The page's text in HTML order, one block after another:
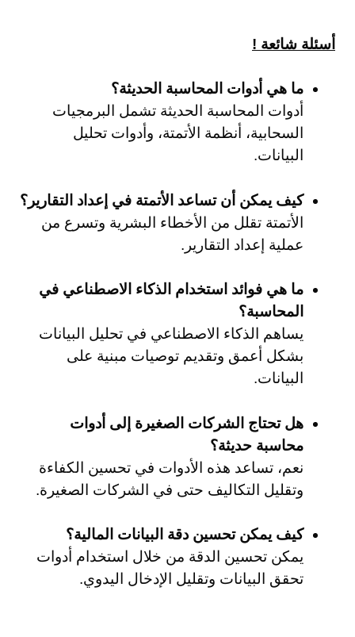
أسئلة شائعة !
ما هي أدوات المحاسبة الحديثة؟
أدوات المحاسبة الحديثة تشمل البرمجيات
السحابية، أنظمة الأتمتة، وأدوات تحليل
البيانات.
كيف يمكن أن تساعد الأتمتة في إعداد التقارير؟
الأتمتة تقلل من الأخطاء البشرية وتسرع من
عملية إعداد التقارير.
ما هي فوائد استخدام الذكاء الاصطناعي في
المحاسبة؟
يساهم الذكاء الاصطناعي في تحليل البيانات
بشكل أعمق وتقديم توصيات مبنية على
البيانات.
هل تحتاج الشركات الصغيرة إلى أدوات
محاسبة حديثة؟
نعم، تساعد هذه الأدوات في تحسين الكفاءة
وتقليل التكاليف حتى في الشركات الصغيرة.
كيف يمكن تحسين دقة البيانات المالية؟
يمكن تحسين الدقة من خلال استخدام أدوات
تحقق البيانات وتقليل الإدخال اليدوي.